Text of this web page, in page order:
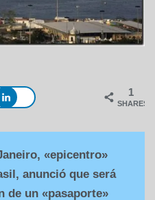
1
SHARES
«epicentro»
anunció que será
de un «pasaporte»